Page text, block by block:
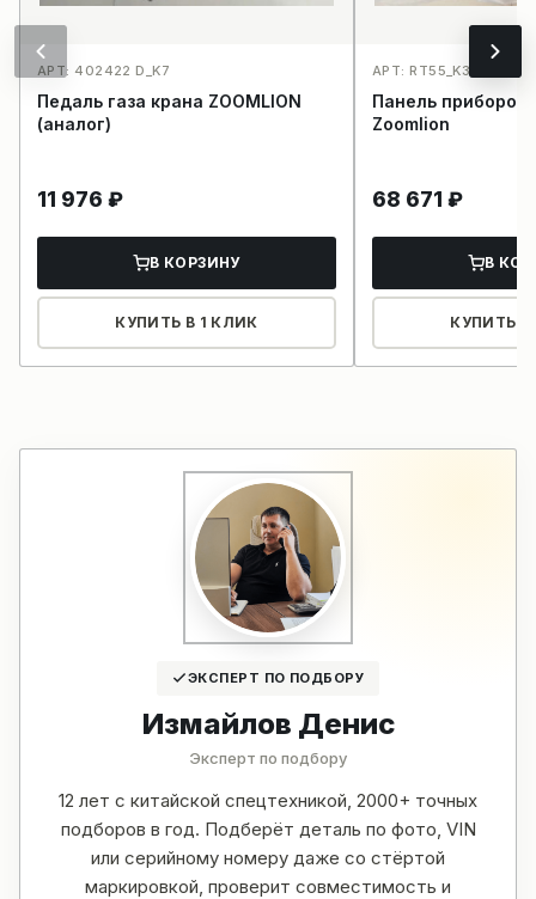
АРТ: 402422 D_K7
Педаль газа крана ZOOMLION
(аналог)
11 976 ₽
В КОРЗИНУ
КУПИТЬ В 1 КЛИК
АРТ: RT55_K35
Панель приборов
Zoomlion
68 671 ₽
В
КУПИТЬ В
ЭКСПЕРТ ПО ПОДБОРУ
Измайлов Денис
Эксперт по подбору
12 лет с китайской спецтехникой, 2000+ точных
подборов в год. Подберёт деталь по фото, VIN
или серийному номеру даже со стёртой
маркировкой, проверит совместимость и